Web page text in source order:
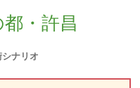
・許昌
ナリオ